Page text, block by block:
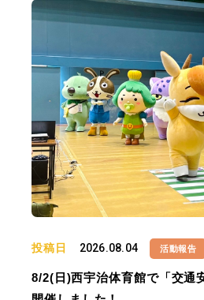
投稿日 2026.08.04 活動報告
8/2(日)西宇治体育館で「交通